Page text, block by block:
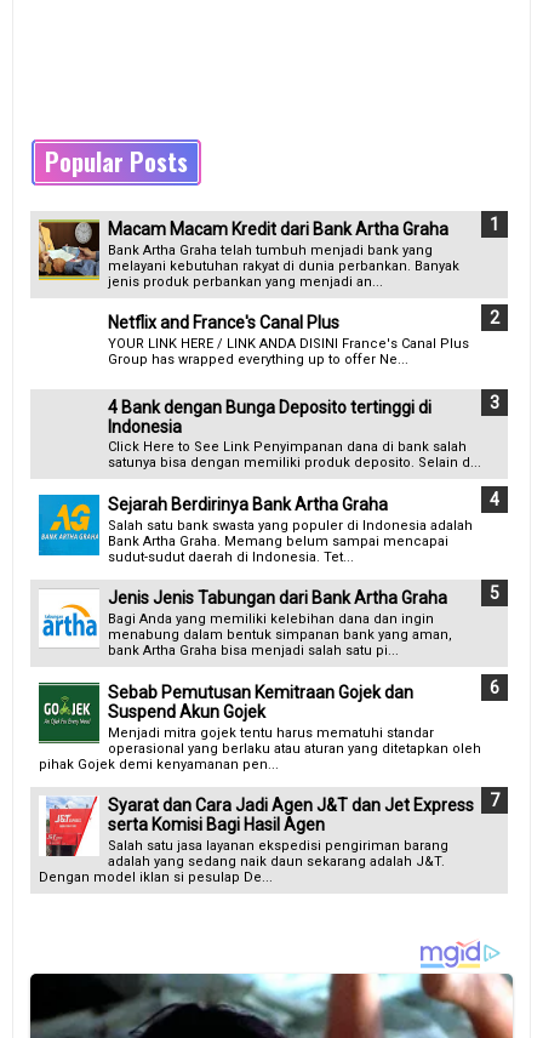
Popular Posts
Macam Macam Kredit dari Bank Artha Graha
Bank Artha Graha telah tumbuh menjadi bank yang
melayani kebutuhan rakyat di dunia perbankan. Banyak
jenis produk perbankan yang menjadi an...
Netflix and France's Canal Plus
YOUR LINK HERE / LINK ANDA DISINI France's Canal Plus
Group has wrapped everything up to offer Ne...
4 Bank dengan Bunga Deposito tertinggi di
Indonesia
Click Here to See Link Penyimpanan dana di bank salah
satunya bisa dengan memiliki produk deposito. Selain d...
Sejarah Berdirinya Bank Artha Graha
Salah satu bank swasta yang populer di Indonesia adalah
Bank Artha Graha. Memang belum sampai mencapai
sudut-sudut daerah di Indonesia. Tet...
Jenis Jenis Tabungan dari Bank Artha Graha
Bagi Anda yang memiliki kelebihan dana dan ingin
menabung dalam bentuk simpanan bank yang aman,
bank Artha Graha bisa menjadi salah satu pi...
Sebab Pemutusan Kemitraan Gojek dan
Suspend Akun Gojek
Menjadi mitra gojek tentu harus mematuhi standar
operasional yang berlaku atau aturan yang ditetapkan oleh
pihak Gojek demi kenyamanan pen...
Syarat dan Cara Jadi Agen J&T dan Jet Express
serta Komisi Bagi Hasil Agen
Salah satu jasa layanan ekspedisi pengiriman barang
adalah yang sedang naik daun sekarang adalah J&T.
Dengan model iklan si pesulap De...